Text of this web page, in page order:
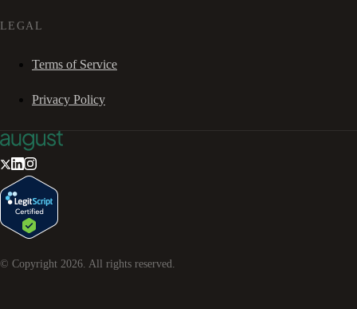
LEGAL
Terms of Service
Privacy Policy
© Copyright 2026. All rights reserved.